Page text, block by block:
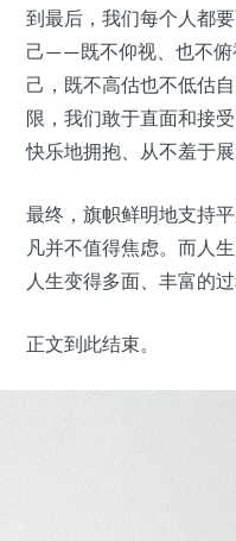
到最后，我们每个人都
己——既不仰视、也不俯
己，既不高估也不低估
限，我们敢于直面和接
快乐地拥抱、从不羞于展
最终，旗帜鲜明地支持
凡并不值得焦虑。而人
人生变得多面、丰富的过
正文到此结束。